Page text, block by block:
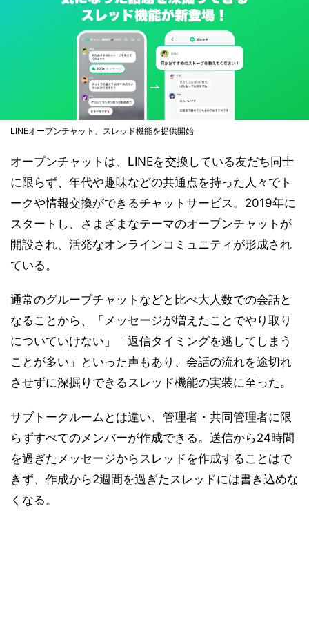
LINEオープンチャット、スレッド機能を提供開始
オープンチャットは、LINEを交換している友だち同士
に限らず、年代や趣味などの共通点を持った人々でト
ークや情報交換ができるチャットサービス。2019年に
スタートし、さまざまなテーマのオープンチャットが
開設され、活発なオンラインコミュニティが形成され
ている。
通常のグループチャットなどと比べ大人数での会話と
なることから、「メッセージが増えたことでやり取り
についていけない」「返信タイミングを逃してしまう
ことが多い」といった声もあり、会話の流れを途切れ
させずに深掘りできるスレッド機能の実装に至った。
サブトークルームとは違い、管理者・共同管理者に限
らずすべてのメンバーが作成できる。送信から24時間
を過ぎたメッセージからスレッドを作成することはで
きず、作成から2週間を過ぎたスレッドには書き込めな
くなる。